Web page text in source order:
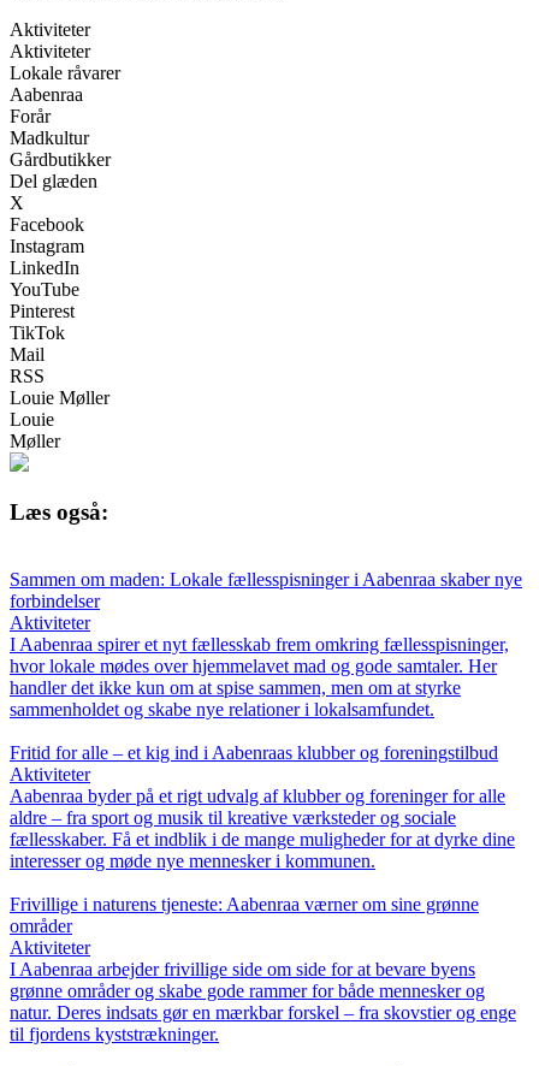
Aktiviteter
Aktiviteter
Lokale råvarer
Aabenraa
Forår
Madkultur
Gårdbutikker
Del glæden
X
Facebook
Instagram
LinkedIn
YouTube
Pinterest
TikTok
Mail
RSS
Louie Møller
Louie
Møller
Læs også:
Sammen om maden: Lokale fællesspisninger i Aabenraa skaber nye
forbindelser
Aktiviteter
I Aabenraa spirer et nyt fællesskab frem omkring fællesspisninger,
hvor lokale mødes over hjemmelavet mad og gode samtaler. Her
handler det ikke kun om at spise sammen, men om at styrke
sammenholdet og skabe nye relationer i lokalsamfundet.
Fritid for alle – et kig ind i Aabenraas klubber og foreningstilbud
Aktiviteter
Aabenraa byder på et rigt udvalg af klubber og foreninger for alle
aldre – fra sport og musik til kreative værksteder og sociale
fællesskaber. Få et indblik i de mange muligheder for at dyrke dine
interesser og møde nye mennesker i kommunen.
Frivillige i naturens tjeneste: Aabenraa værner om sine grønne
områder
Aktiviteter
I Aabenraa arbejder frivillige side om side for at bevare byens
grønne områder og skabe gode rammer for både mennesker og
natur. Deres indsats gør en mærkbar forskel – fra skovstier og enge
til fjordens kyststrækninger.